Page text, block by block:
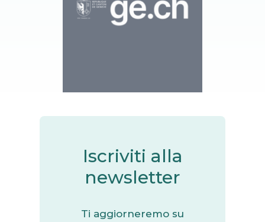
Iscriviti alla
newsletter
Ti aggiorneremo su